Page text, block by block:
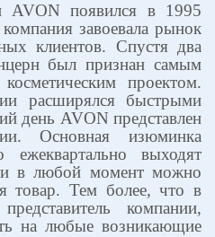
AVON появился в 1995
завоевала рынок
клиентов. Спустя два
был признан самым
проектом.
расширялся быстрыми
день AVONпредставлен
Основная изюминка
выходят
и в любой момент можно
товар. Тем более, что в
компании,
на любые возникающие